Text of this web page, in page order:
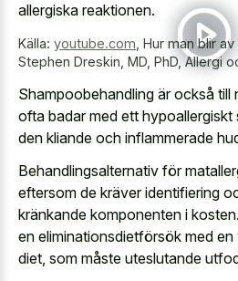
allergiska reaktionen.
Källa: youtube.com Hur man blir
Stephen Dreskin, MD, PhD, Allergi
Shampoobehandling är också
ofta badar med ett
den kliande och inflammerade
Behandlingsalternativ för
eftersom de kräver identifiering
kränkande komponenten i
en eliminationsdietförsök med
diet, som måste uteslutande